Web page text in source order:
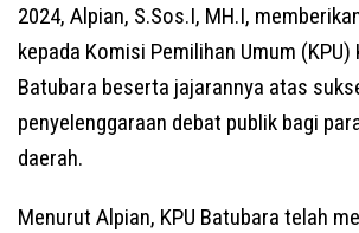
2024, Alpian, S.Sos.I, MH.I,
kepada Komisi Pemilihan Umum (KPU)
Batubara beserta jajarannya atas
penyelenggaraan debat publik bagi
daerah.
Menurut Alpian, KPU Batubara telah